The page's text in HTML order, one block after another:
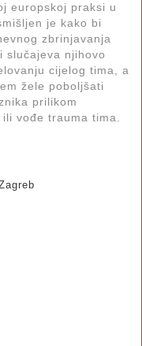
europskoj praksi u
je kako bi
zbrinjavanja
slučajeva njihovo
cijelog tima, a
žele poboljšati
prilikom
vođe trauma tima.